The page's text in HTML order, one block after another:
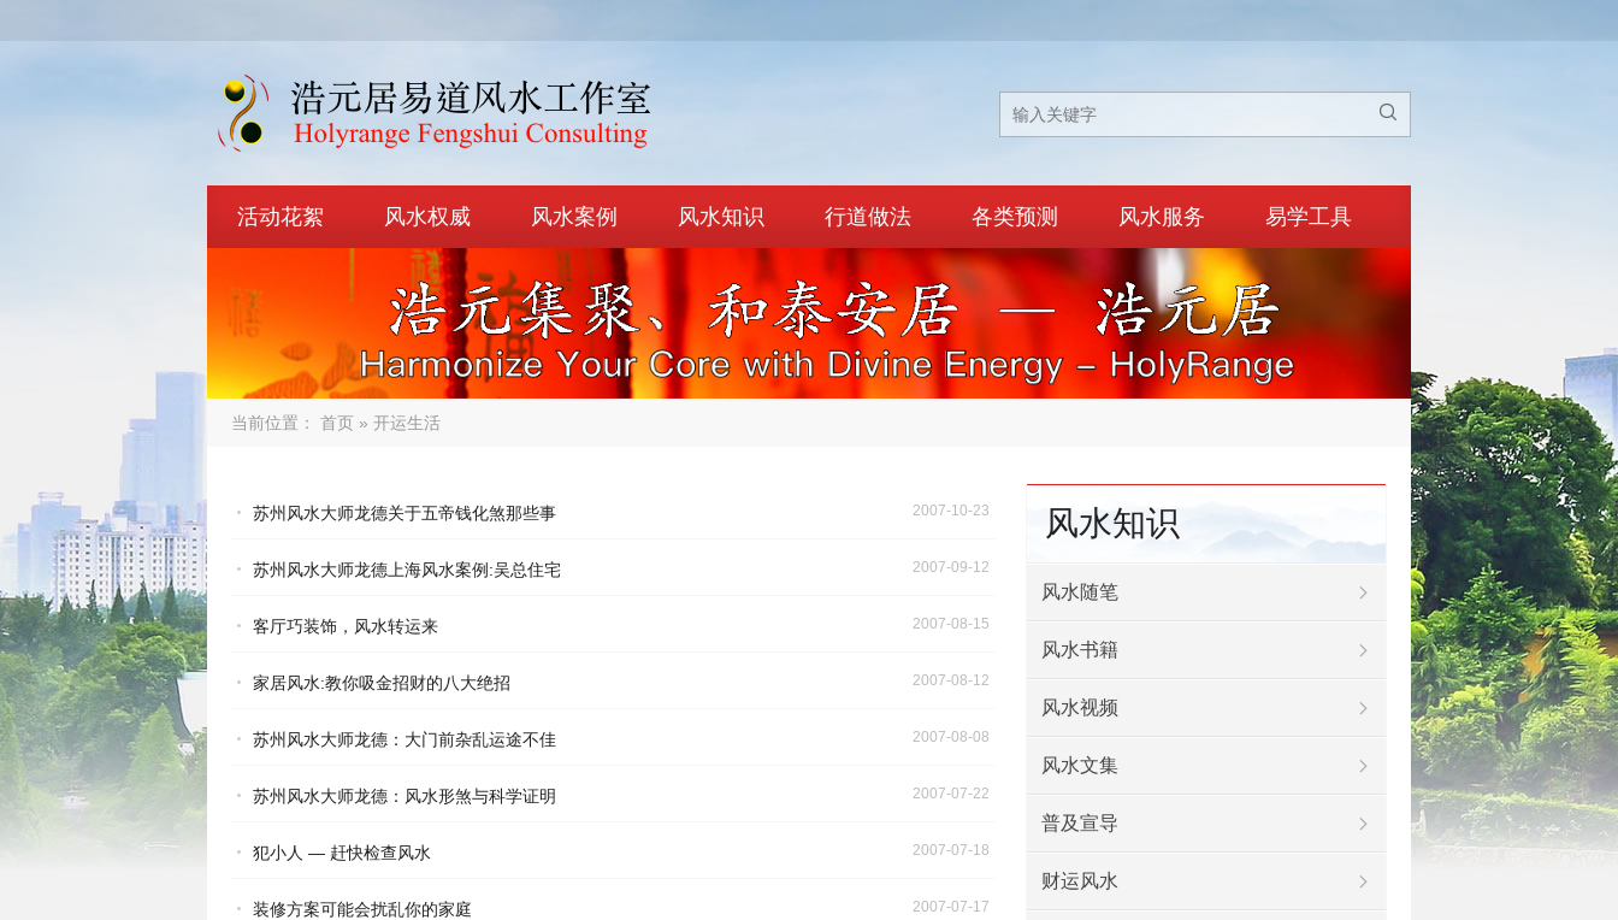

活动花絮 风水权威 风水案例 风水知识 行道做法 各类预测 风水服务 易学工具
当前位置： 首页 » 开运生活
苏州风水大师龙德关于五帝钱化煞那些事 2007-10-23
苏州风水大师龙德上海风水案例:吴总住宅 2007-09-12
客厅巧装饰，风水转运来 2007-08-15
家居风水:教你吸金招财的八大绝招 2007-08-12
苏州风水大师龙德：大门前杂乱运途不佳 2007-08-08
苏州风水大师龙德：风水形煞与科学证明 2007-07-22
犯小人 — 赶快检查风水 2007-07-18
装修方案可能会扰乱你的家庭 2007-07-17
风水知识
风水随笔
风水书籍
风水视频
风水文集
普及宣导
财运风水